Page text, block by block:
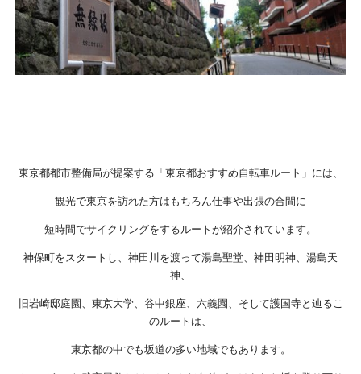
東京都都市整備局が提案する「東京都おすすめ自転車ルート」には、
観光で東京を訪れた方はもちろん仕事や出張の合間に
短時間でサイクリングをするルートが紹介されています。
神保町をスタートし、神田川を渡って湯島聖堂、神田明神、湯島天
神、
旧岩崎邸庭園、東京大学、谷中銀座、六義園、そして護国寺と辿るこ
のルートは、
東京都の中でも坂道の多い地域でもあります。